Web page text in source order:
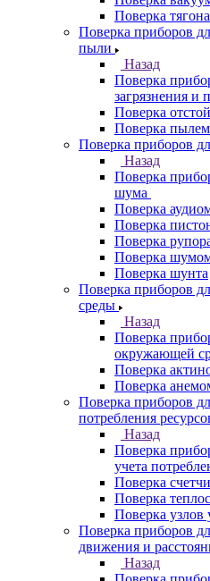
Поверка
Поверка приборов
пыли
Назад
Поверка
загрязнения и
Поверка
Поверка
Поверка приборов
Назад
Поверка
шума
Поверка
Поверка
Поверка
Поверка
Поверка шунта
Поверка приборов
среды
Назад
Поверка
окружающей
Поверка
Поверка
Поверка приборов
потребления
Назад
Поверка
учета
Поверка
Поверка
Поверка узлов
Поверка приборов
движения и
Назад